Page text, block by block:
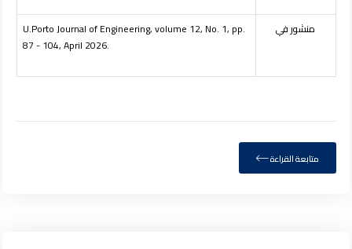
منشور في
U.Porto Journal of Engineering, volume 12, No. 1, pp.
87 - 104, April 2026.
متابعة القراءة